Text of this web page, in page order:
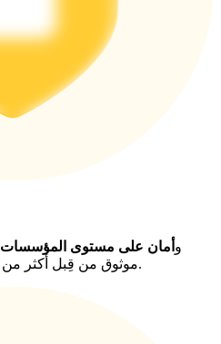
و أمان على مستوى المؤسسات
موثوق من قِبل أكثر من.